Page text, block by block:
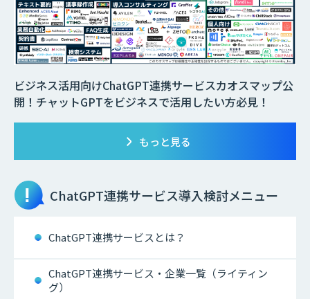
ビジネス活用向けChatGPT連携サービスカオスマップ公
開！チャットGPTをビジネスで活用したい方必見！
もっと見る
ChatGPT連携サービス導入検討メニュー
ChatGPT連携サービスとは？
ChatGPT連携サービス・企業一覧（ライティン
グ）